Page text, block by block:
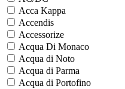
Acca Kappa
Accendis
Accessorize
Acqua Di Monaco
Acqua di Noto
Acqua di Parma
Acqua di Portofino